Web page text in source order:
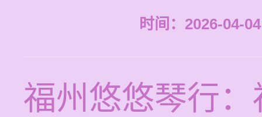
时间：2026-04-
福州悠悠琴行